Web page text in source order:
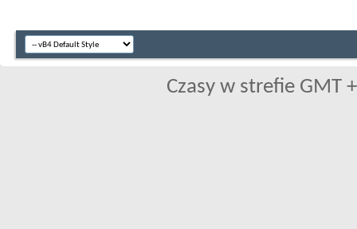
Czasy w strefie GMT